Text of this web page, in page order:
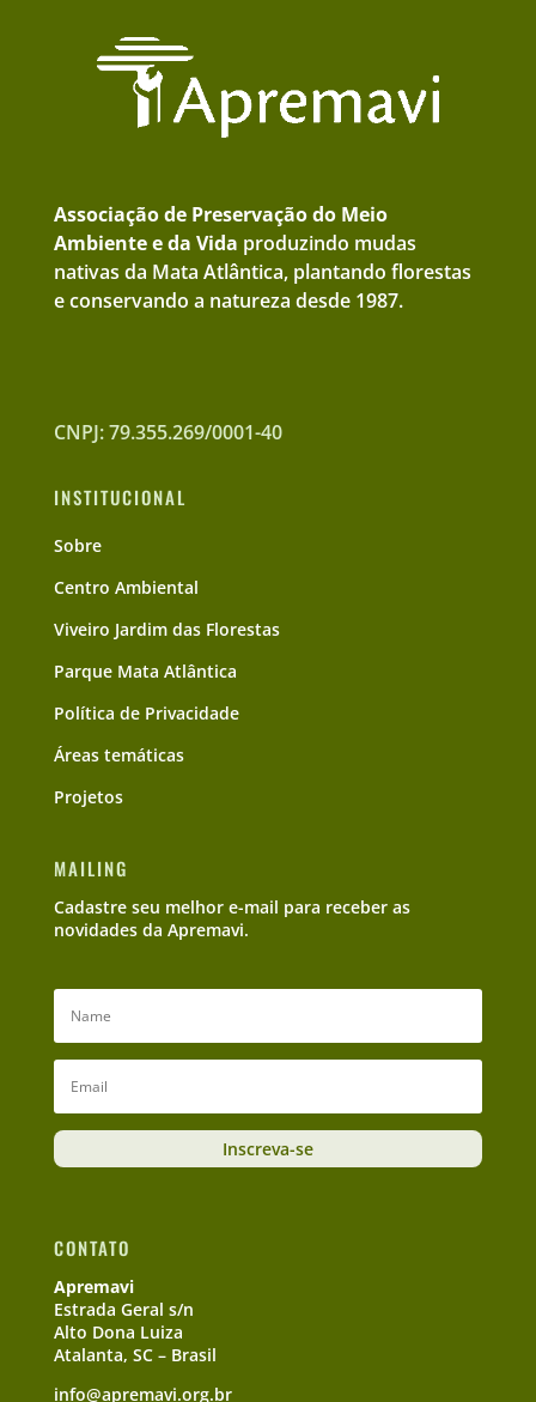
Associação de Preservação do Meio
Ambiente e da Vida produzindo mudas
nativas da Mata Atlântica, plantando florestas
e conservando a natureza desde 1987.
CNPJ: 79.355.269/0001-40
INSTITUCIONAL
Sobre
Centro Ambiental
Viveiro Jardim das Florestas
Parque Mata Atlântica
Política de Privacidade
Áreas temáticas
Projetos
MAILING
Cadastre seu melhor e-mail para receber as
novidades da Apremavi.
Inscreva-se
CONTATO
Apremavi
Estrada Geral s/n
Alto Dona Luiza
Atalanta, SC – Brasil
info@apremavi.org.br